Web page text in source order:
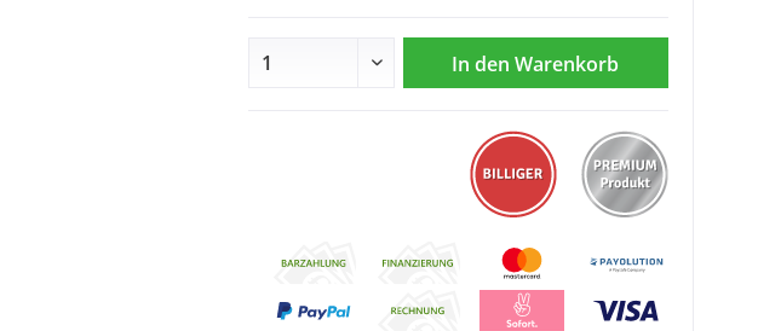
In den Warenkorb